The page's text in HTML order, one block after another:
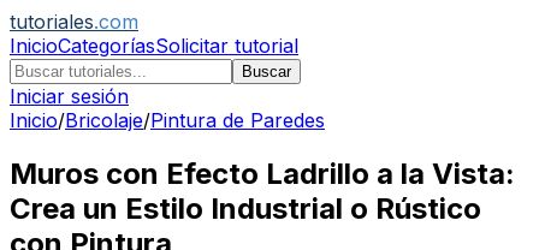
tutoriales.com
InicioCategoríasSolicitar tutorial
Buscar
Iniciar sesión
Inicio/Bricolaje/Pintura de Paredes
Muros con Efecto Ladrillo a la Vista:
Crea un Estilo Industrial o Rústico